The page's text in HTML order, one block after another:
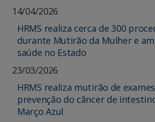
14/04/2026
HRMS realiza cerca de 300
durante Mutirão da Mulher e
saúde no Estado
23/03/2026
HRMS realiza mutirão de
prevenção do câncer de
Março Azul